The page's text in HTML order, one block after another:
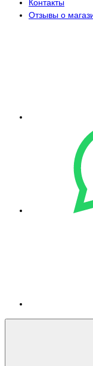
Контакты
Отзывы о